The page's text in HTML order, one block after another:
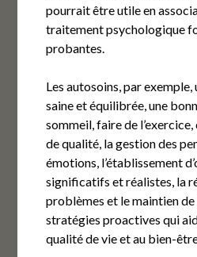
pourrait être utile en
traitement psychologique
probantes.
Les autosoins, par
saine et équilibrée, une
sommeil, faire de
de qualité, la gestion des
émotions, l’établissement
significatifs et réalistes, la
problèmes et le maintien de
stratégies proactives qui
qualité de vie et au bien-